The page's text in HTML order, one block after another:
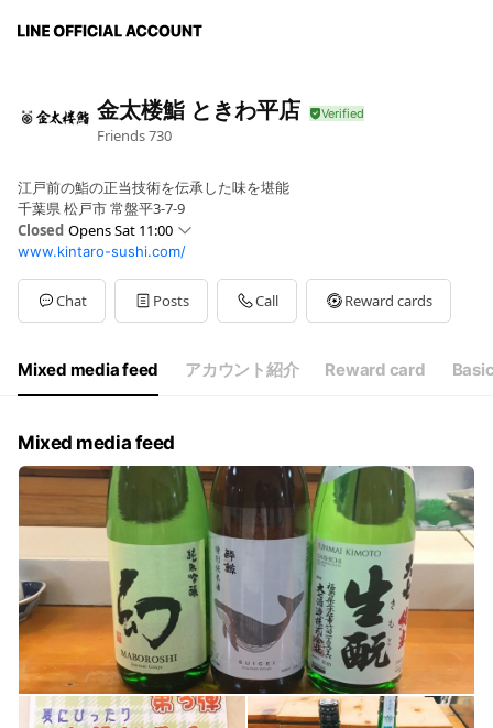
金太楼鮨 ときわ平店
Friends730
江戸前の鮨の正当技術を伝承した味を堪能
千葉県 松戸市 常盤平3-7-9
Closed Opens Sat 11:00
Sun11:00 - 22:00
Mon11:00 - 22:00
Tue11:00 - 22:00
Wed11:00 - 22:00
Fri11:00 - 22:00
Sat11:00 - 22:00
月曜日不定休
www.kintaro-sushi.com/
Chat Posts Call Reward cards
Mixed media feed アカウント紹介 Reward card
Mixed media feed